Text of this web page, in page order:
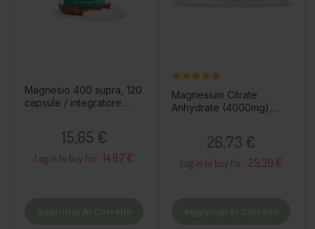
Magnesio 400 supra, 120
capsule / integratore
15,65 €
Log in to buy for : 14.87 €
Magnesium Citrate
Anhydrate (4000mg),
26,73 €
Log in to buy for : 25.39 €